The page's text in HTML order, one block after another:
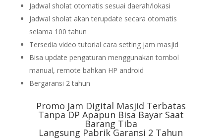
Jadwal sholat otomatis sesuai daerah/lokasi
Jadwal sholat akan terupdate secara otomatis
selama 100 tahun
Tersedia video tutorial cara setting jam masjid
Bisa update pengaturan menggunakan tombol
manual, remote bahkan HP android
Bergaransi 2 tahun
Promo Jam Digital Masjid Terbatas
Tanpa DP Apapun Bisa Bayar Saat
Barang Tiba
Langsung Pabrik Garansi 2 Tahun